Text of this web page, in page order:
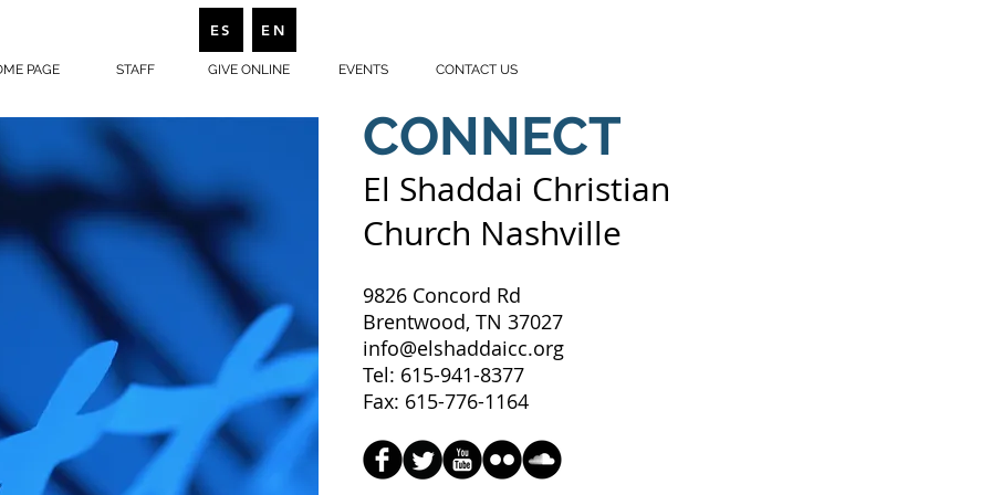
ES EN
PAGE STAFF GIVE ONLINE EVENTS CONTACT US
CONNECT
El Shaddai Christian
Church Nashville
9826 Concord Rd
Brentwood, TN 37027
info@elshaddaicc.org
Tel: 615-941-8377
Fax: 615-776-1164